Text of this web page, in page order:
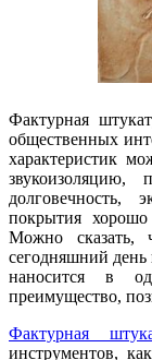
Фактурная
общественных
характеристик
звукоизоляцию,
долговечность,
покрытия хорошо
Можно сказать,
сегодняшний
наносится в
преимущество,
Фактурная
инструментов,